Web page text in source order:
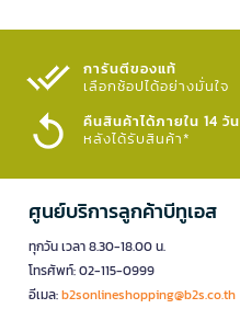
การันตีของแท้
เลือกช้อปได้อย่างมั่นใจ​
คืนสินค้าได้ภายใน 14 วัน
หลังได้รับสินค้า*
ศูนย์บริการลูกค้าบีทูเอส
ทุกวัน เวลา 8.30-18.00 น.
โทรศัพท์: 02-115-0999
อีเมล:b2sonlineshopping@b2s.co.th